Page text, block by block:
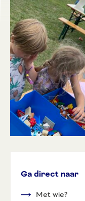
Ga direct naar
Met wie?